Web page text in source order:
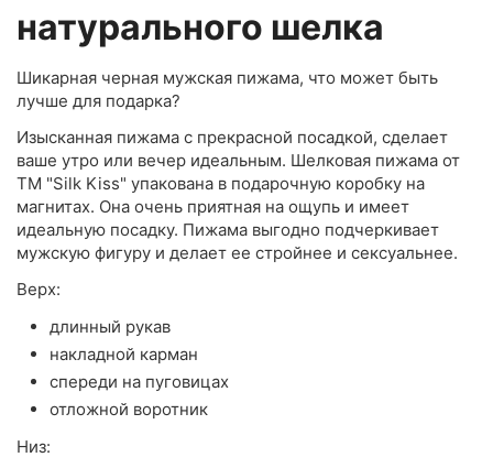
натурального шелка
Шикарная черная мужская пижама, что может быть
лучше для подарка?
Изысканная пижама с прекрасной посадкой, сделает
ваше утро или вечер идеальным. Шелковая пижама от
TM "Silk Kiss" упакована в подарочную коробку на
магнитах. Она очень приятная на ощупь и имеет
идеальную посадку. Пижама выгодно подчеркивает
мужскую фигуру и делает ее стройнее и сексуальнее.
Верх:
длинный рукав
накладной карман
спереди на пуговицах
отложной воротник
Низ: